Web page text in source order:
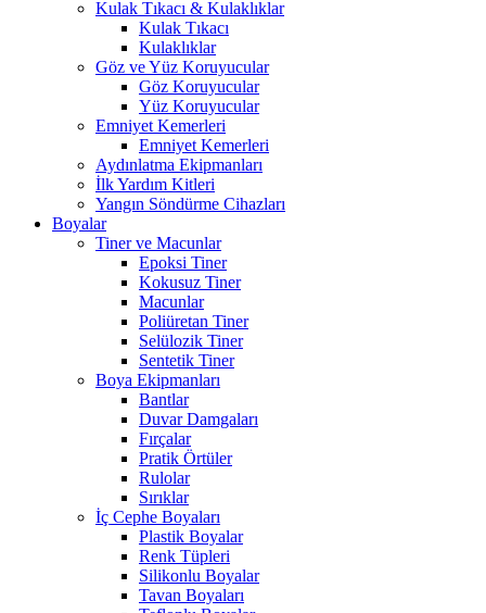
Kulak Tıkacı & Kulaklıklar
Kulak Tıkacı
Kulaklıklar
Göz ve Yüz Koruyucular
Göz Koruyucular
Yüz Koruyucular
Emniyet Kemerleri
Emniyet Kemerleri
Aydınlatma Ekipmanları
İlk Yardım Kitleri
Yangın Söndürme Cihazları
Boyalar
Tiner ve Macunlar
Epoksi Tiner
Kokusuz Tiner
Macunlar
Poliüretan Tiner
Selülozik Tiner
Sentetik Tiner
Boya Ekipmanları
Bantlar
Duvar Damgaları
Fırçalar
Pratik Örtüler
Rulolar
Sırıklar
İç Cephe Boyaları
Plastik Boyalar
Renk Tüpleri
Silikonlu Boyalar
Tavan Boyaları